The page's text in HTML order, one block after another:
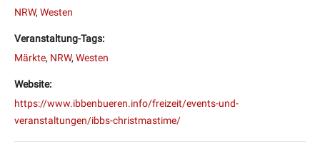
NRW, Westen
Veranstaltung-Tags:
Märkte, NRW, Westen
Website:
https://www.ibbenbueren.info/freizeit/events-und-
veranstaltungen/ibbs-christmastime/